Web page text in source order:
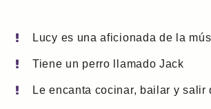
Lucy es una aficionada de la
Tiene un perro llamado Jack
Le encanta cocinar, bailar y salir